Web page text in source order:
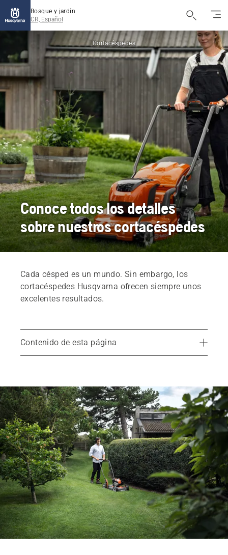
Bosque y jardín
CR, Español
Cortacéspedes
Conoce todos los detalles
sobre nuestros cortacéspedes
Cada césped es un mundo. Sin embargo, los
cortacéspedes Husqvarna ofrecen siempre unos
excelentes resultados.
Contenido de esta página
Productos recomendados
Cortacéspedes profesionales
Servicios
Repuestos y accesorios
Encuentra tu distribuidor local